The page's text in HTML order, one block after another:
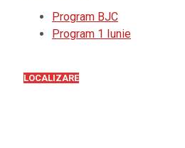
Program BJC
Program 1 Iunie
LOCALIZARE